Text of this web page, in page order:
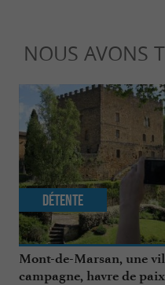
NOUS AVONS
Mont-de-Marsan, une
campagne, havre de
Détente